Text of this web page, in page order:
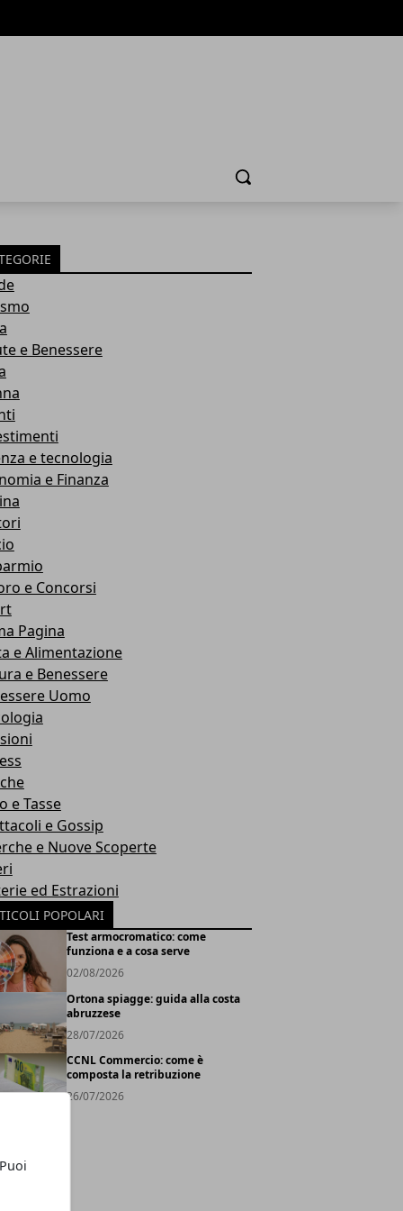
Cerca
e Benessere
e tecnologia
e Finanza
e Concorsi
Pagina
e Alimentazione
e Benessere
Uomo
e Tasse
e Gossip
e Nuove Scoperte
ed Estrazioni
POPOLARI
Test armocromatico: come
funziona e a cosa serve
02/08/2026
Ortona spiagge: guida alla costa
abruzzese
28/07/2026
CCNL Commercio: come è
composta la retribuzione
26/07/2026